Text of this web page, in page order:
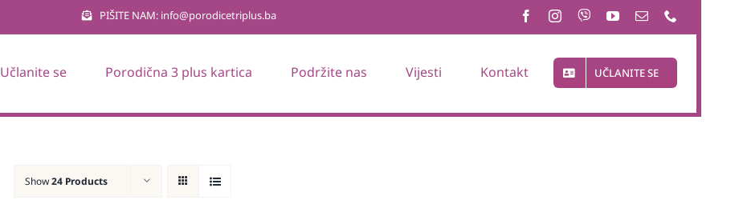
PIŠITE NAM: info@porodicetriplus.ba
Učlanite se Porodična 3 plus kartica Podržite nas Vijesti Kontakt UČLANITE SE
Show24 Products